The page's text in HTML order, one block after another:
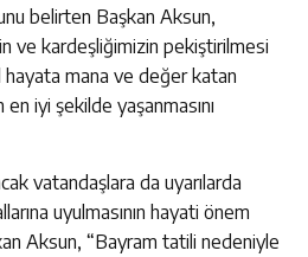
belirten Başkan Aksun,
ve kardeşliğimizin pekiştirilmesi
hayata mana ve değer katan
iyi şekilde yaşanmasını
vatandaşlara da uyarılarda
uyulmasının hayati önem
Aksun, “Bayram tatili nedeniyle